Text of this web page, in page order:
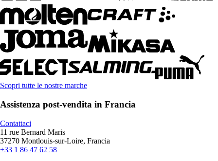
Scopri tutte le nostre marche
Assistenza post-vendita in Francia
Contattaci
11 rue Bernard Maris
37270 Montlouis-sur-Loire, Francia
+33 1 86 47 62 58